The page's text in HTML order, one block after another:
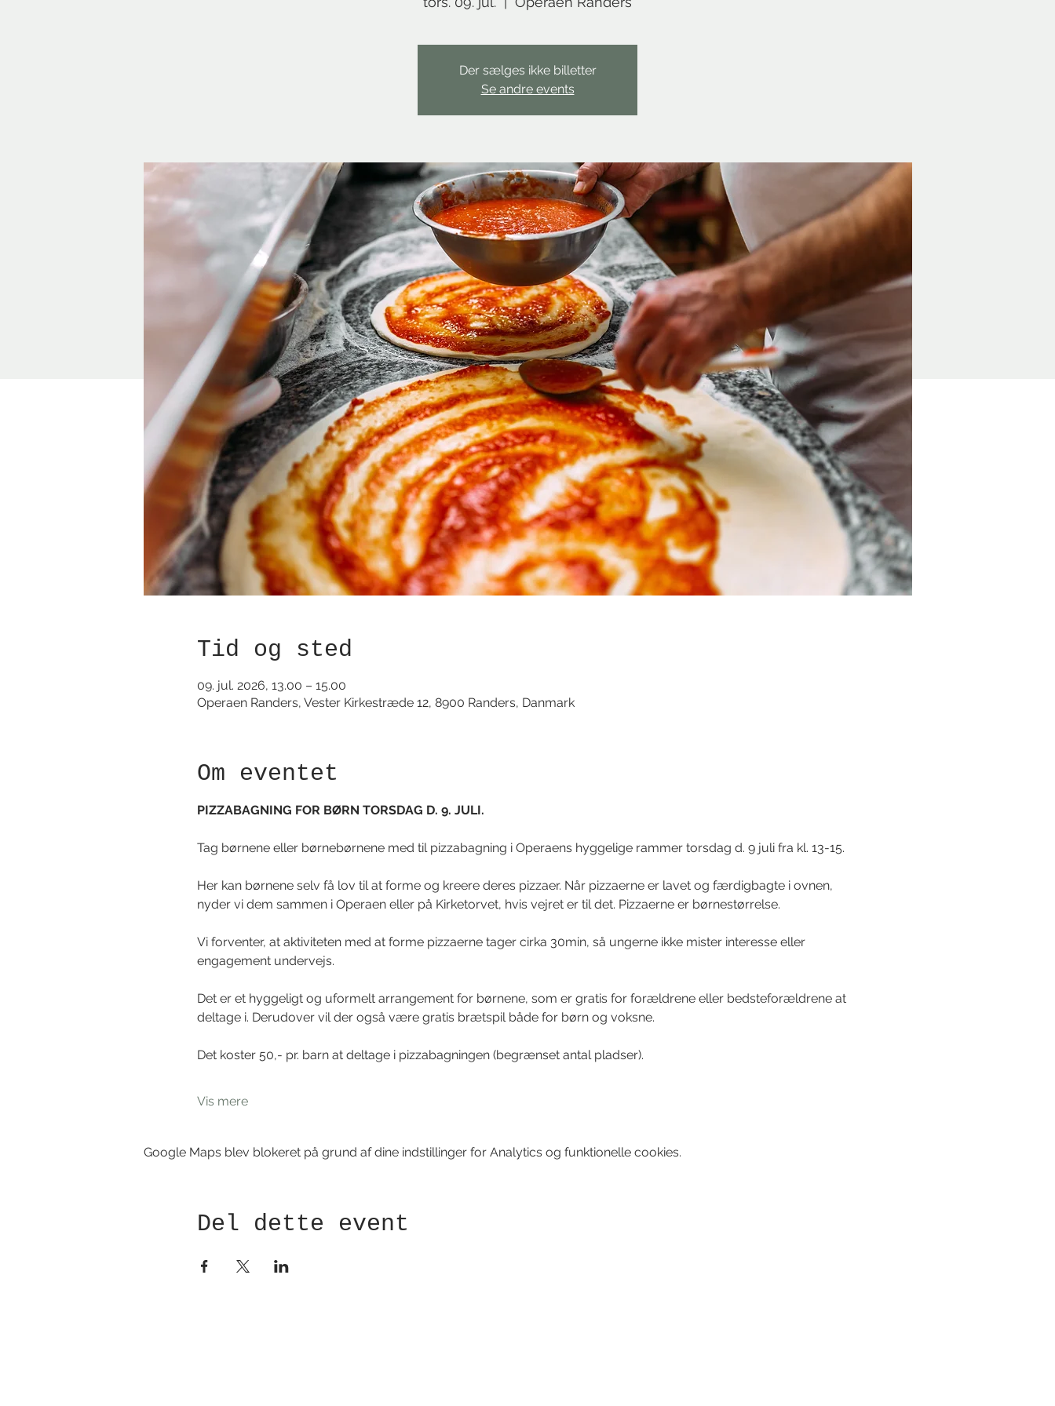
Der sælges ikke billetter
Se andre events
Tid og sted
09. jul. 2026, 13.00 – 15.00
Operaen Randers, Vester Kirkestræde 12, 8900 Randers, Danmark
Om eventet
PIZZABAGNING FOR BØRN TORSDAG D. 9. JULI.
Tag børnene eller børnebørnene med til pizzabagning i Operaens hyggelige rammer torsdag d. 9 juli fra kl. 13-15.
Her kan børnene selv få lov til at forme og kreere deres pizzaer. Når pizzaerne er lavet og færdigbagte i ovnen,
nyder vi dem sammen i Operaen eller på Kirketorvet, hvis vejret er til det. Pizzaerne er børnestørrelse.
Vi forventer, at aktiviteten med at forme pizzaerne tager cirka 30min, så ungerne ikke mister interesse eller
engagement undervejs.
Det er et hyggeligt og uformelt arrangement for børnene, som er gratis for forældrene eller bedsteforældrene at
deltage i. Derudover vil der også være gratis brætspil både for børn og voksne.
Det koster 50,- pr. barn at deltage i pizzabagningen (begrænset antal pladser).
Vis mere
Google Maps blev blokeret på grund af dine indstillinger for Analytics og funktionelle cookies.
Del dette event